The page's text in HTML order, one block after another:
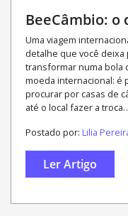
BeeCâmbio: o
Uma viagem
detalhe que você
transformar numa bola
moeda internacional: é
procurar por casas de
até o local fazer a
Postado por: Lilia
Ler Artigo